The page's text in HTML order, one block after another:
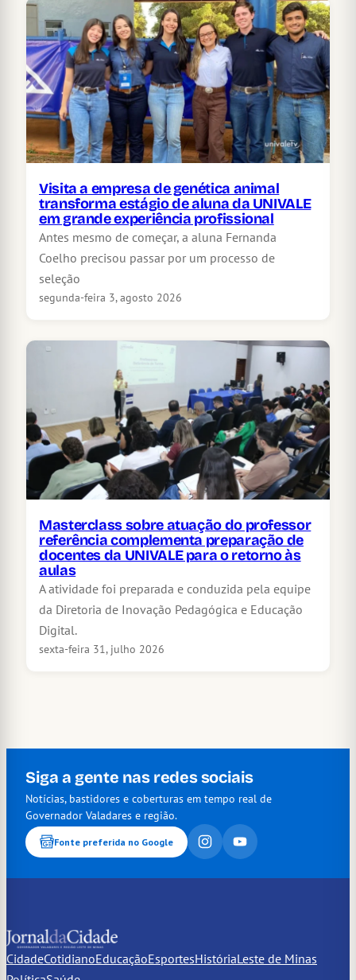
Visita a empresa de genética animal
transforma estágio de aluna da UNIVALE
em grande experiência profissional
Antes mesmo de começar, a aluna Fernanda
Coelho precisou passar por um processo de
seleção
segunda-feira 3, agosto 2026
Masterclass sobre atuação do professor
referência complementa preparação de
docentes da UNIVALE para o retorno às
aulas
A atividade foi preparada e conduzida pela equipe
da Diretoria de Inovação Pedagógica e Educação
Digital.
sexta-feira 31, julho 2026
Siga a gente nas redes sociais
Notícias, bastidores e coberturas em tempo real de
Governador Valadares e região.
Fonte preferida no Google
CidadeCotidianoEducaçãoEsportesHistóriaLeste de Minas